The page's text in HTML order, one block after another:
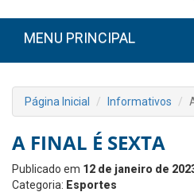
MENU PRINCIPAL
Página Inicial Informativos
A FINAL É SEXTA
Publicado em 12 de janeiro de
Categoria: Esportes